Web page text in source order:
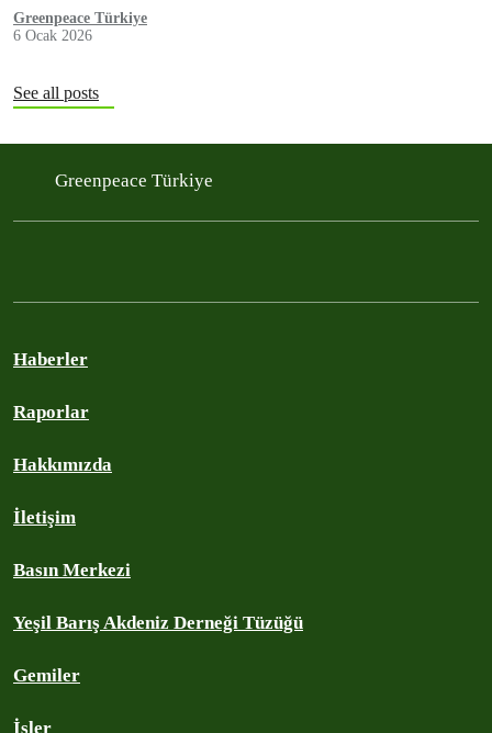
Greenpeace Türkiye
6 Ocak 2026
See all posts
Greenpeace Türkiye
Haberler
Raporlar
Hakkımızda
İletişim
Basın Merkezi
Yeşil Barış Akdeniz Derneği Tüzüğü
Gemiler
İşler